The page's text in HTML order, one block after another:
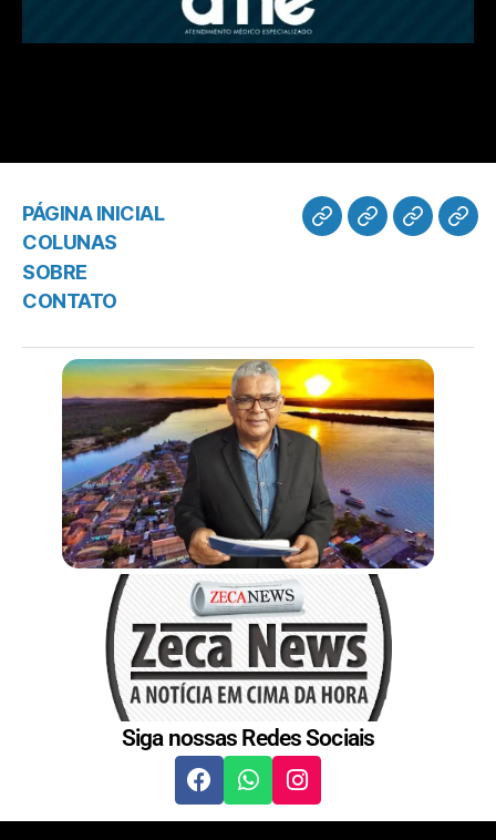
PÁGINA INICIAL
COLUNAS
SOBRE
CONTATO
Siga nossas Redes Sociais